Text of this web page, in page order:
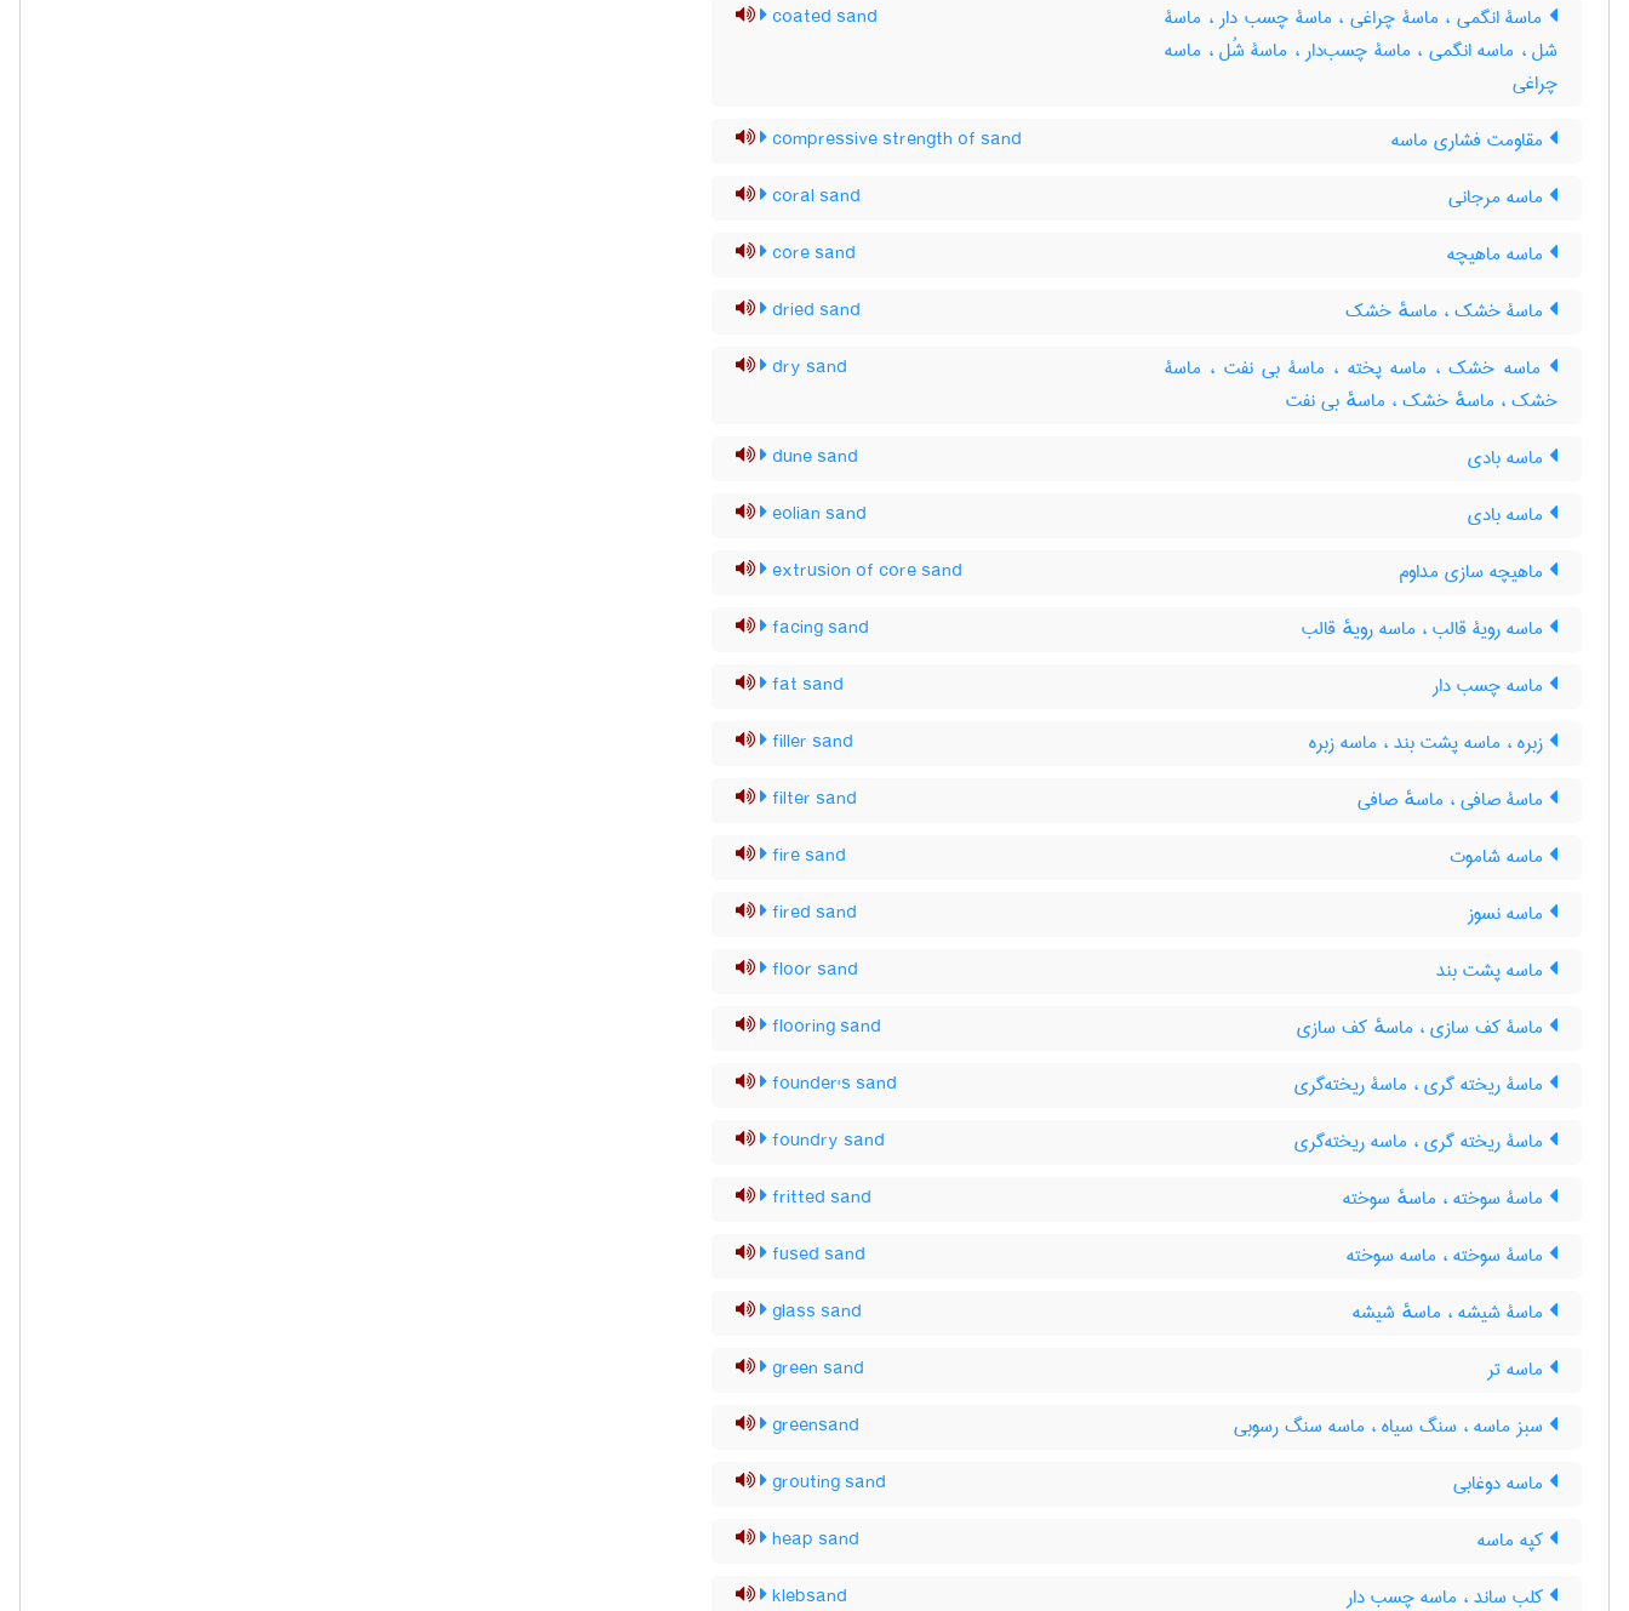
ماسۀ انگمی ، ماسۀ چراغی ، ماسۀ چسب دار ، ماسۀ
شل ، ماسه انگمی ، ماسۀ چسب‌دار ، ماسۀ شُل ، ماسه
چراغی
coated sand
مقاومت فشاری ماسه compressive strength of sand
ماسه مرجانی coral sand
ماسه ماهیچه core sand
ماسۀ خشک ، ماسهٔ خشک dried sand
ماسه خشک ، ماسه پخته ، ماسۀ بی نفت ، ماسۀ
خشک ، ماسهٔ خشک ، ماسهٔ بی نفت
dry sand
ماسه بادی dune sand
ماسه بادی eolian sand
ماهیچه سازی مداوم extrusion of core sand
ماسه رویۀ قالب ، ماسه رویهٔ قالب facing sand
ماسه چسب دار fat sand
زبره ، ماسه پشت بند ، ماسه زبره filler sand
ماسۀ صافی ، ماسهٔ صافی filter sand
ماسه شاموت fire sand
ماسه نسوز fired sand
ماسه پشت بند floor sand
ماسۀ کف سازی ، ماسهٔ کف سازی flooring sand
ماسۀ ریخته گری ، ماسۀ ریخته‌گری founder's sand
ماسۀ ریخته گری ، ماسه ریخته‌گری foundry sand
ماسۀ سوخته ، ماسهٔ سوخته fritted sand
ماسۀ سوخته ، ماسه سوخته fused sand
ماسۀ شیشه ، ماسهٔ شیشه glass sand
ماسه تر green sand
سبز ماسه ، سنگ سیاه ، ماسه سنگ رسوبی greensand
ماسه دوغابی grouting sand
کپه ماسه heap sand
کلب ساند ، ماسه چسب دار klebsand